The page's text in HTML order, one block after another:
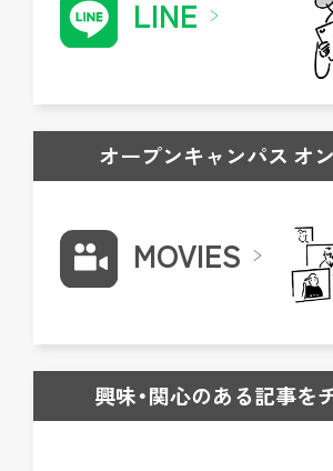
LINE
オープンキャンパス オ
MOVIES
興味・関心のある記事を